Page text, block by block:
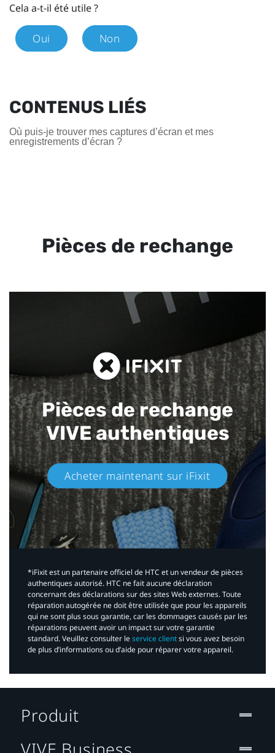
Cela a-t-il été utile ?
Oui Non
CONTENUS LIÉS
Où puis-je trouver mes captures d’écran et mes
enregistrements d’écran ?
Pièces de rechange
Pièces de rechange
VIVE authentiques​
Acheter maintenant sur iFixit​
*iFixit est un partenaire officiel de HTC et un vendeur de pièces
authentiques autorisé. HTC ne fait aucune déclaration
concernant des déclarations sur des sites Web externes. Toute
réparation autogérée ne doit être utilisée que pour les appareils
qui ne sont plus sous garantie, car les dommages causés par les
réparations peuvent avoir un impact sur votre garantie
standard. Veuillez consulter leservice clientsi vous avez besoin
de plus d’informations ou d’aide pour réparer votre appareil.​
Produit